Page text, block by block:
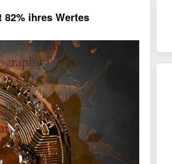
82% ihres Wertes